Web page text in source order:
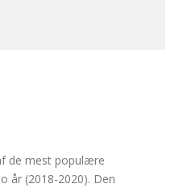
de mest populære
år (2018-2020). Den